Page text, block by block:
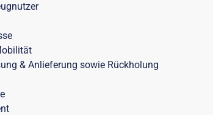
& Anlieferung sowie Rückholung